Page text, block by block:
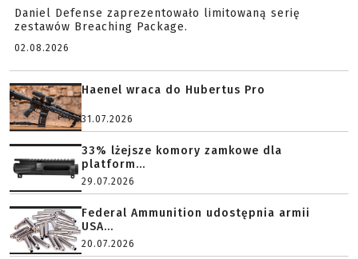
Daniel Defense zaprezentowało limitowaną serię
zestawów Breaching Package.
02.08.2026
Haenel wraca do Hubertus Pro
31.07.2026
33% lżejsze komory zamkowe dla
platform...
29.07.2026
Federal Ammunition udostępnia armii
USA...
20.07.2026